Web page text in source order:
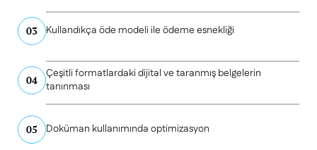
03 Kullandıkça öde modeli ile ödeme esnekliği
04
Çeşitli formatlardaki dijital ve taranmış belgelerin
tanınması
05 Doküman kullanımında optimizasyon